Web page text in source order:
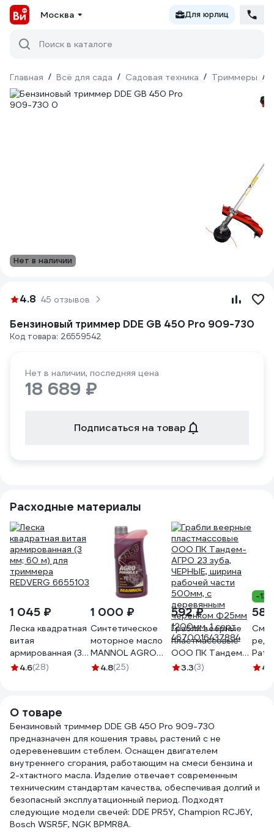
Москва Для юрлиц
Поиск в каталоге
Главная / Всё для сада / Садовая техника / Триммеры /
Нет в наличии
4.8 45 отзывов
Бензиновый триммер DDE GB 450 Pro 909-730
Код товара: 26559542
Нет в наличии, последняя цена
18 689 ₽
Подписаться на товар
Расходные материалы
1 045 ₽
Леска квадратная
витая
армированная (3
мм; 60 м) для
4.6(28)
1 000 ₽
Синтетическое
моторное масло
MANNOL AGRO
FORMULA S, 1 л
4.8(25)
592 ₽
Грабли веерные
пластмассовые
ООО ПК Тандем-
АГРО 23 зуба,
черенком Ф25мм
1200мм, 1 сорт
4670016437884
3.3(3)
-13%
AR-4.8
О товаре
Бензиновый триммер DDE GB 450 Pro 909-730
предназначен для кошения травы, растений с не
одеревеневшим стеблем. Оснащен двигателем
внутреннего сгорания, работающим на смеси бензина и
2-хтактного масла. Изделие отвечает современным
техническим стандартам качества, обеспечивая долгий и
безопасный эксплуатационный период. Подходят
следующие модели свечей: DDE PR5Y, Champion RCJ6Y,
Bosch WSR5F, NGK BPMR8A.